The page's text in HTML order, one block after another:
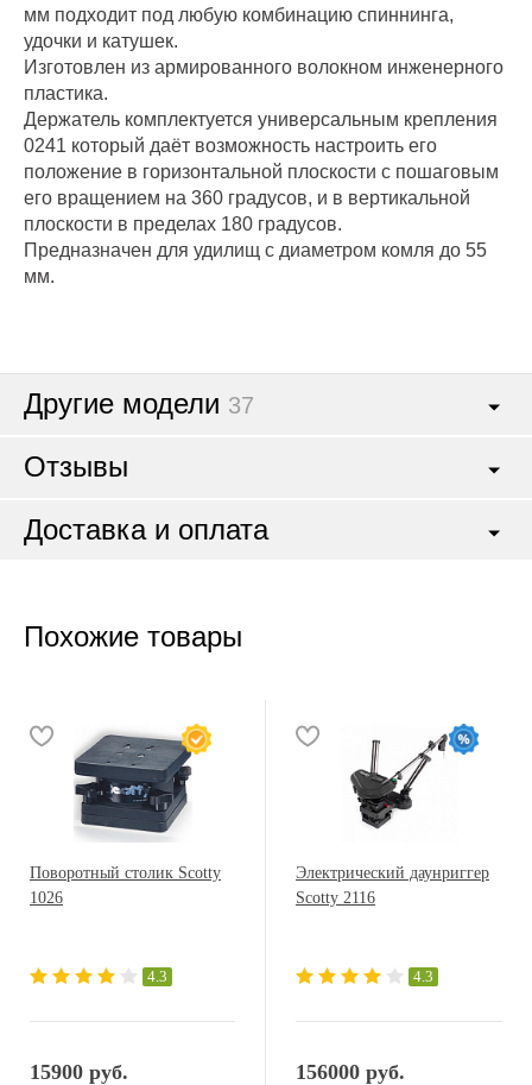
мм подходит под любую комбинацию спиннинга,
удочки и катушек.
Изготовлен из армированного волокном инженерного
пластика.
Держатель комплектуется универсальным крепления
0241 который даёт возможность настроить его
положение в горизонтальной плоскости с пошаговым
его вращением на 360 градусов, и в вертикальной
плоскости в пределах 180 градусов.
Предназначен для удилищ с диаметром комля до 55
мм.
Другие модели 37
Отзывы
Доставка и оплата
Похожие товары
Поворотный столик Scotty
1026
4.3
15900 руб.
Электрический даунриггер
Scotty 2116
4.3
156000 руб.